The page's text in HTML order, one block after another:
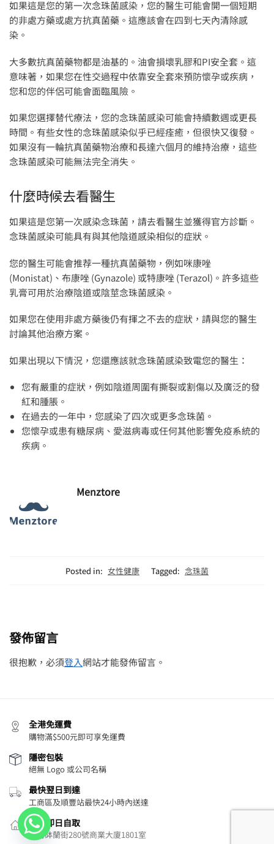
如果這是您的第一次念珠菌感染，您的醫生可能會開一個短期
的非處方藥或處方抗真菌藥。這應該會在四到七天內清除感
染。
大多數抗真菌藥物都是油基的。油會損壞乳膠和PI安全套。這
意味著，如果您在性交過程中依靠安全套來預防懷孕或疾病，
您和您的伴侶可能會面臨風險。
如果您選擇替代療法，您的念珠菌感染可能會持續數週或更長
時間。有些女性的念珠菌感染似乎已經痊癒，但很快又復發。
如果沒有一輪抗真菌藥物治療和長達六個月的維持治療，這些
念珠菌感染可能無法完全消失。
什麼時候去看醫生
如果這是您第一次感染念珠菌，請去看醫生並獲得官方診斷。
念珠菌感染可能具有與其他陰道感染相似的症狀。
您的醫生可能會推荐一種抗真菌藥物，例如咪康唑
(Monistat)、布康唑 (Gynazole) 或特康唑 (Terazol)。許多這些
乳膏可用於治療陰道或陰莖念珠菌感染。
如果您在使用非處方藥後仍有揮之不去的症狀，請與您的醫生
討論其他治療方案。
如果出現以下情況，您還應該就念珠菌感染致電您的醫生：
您有嚴重的症狀，例如陰道周圍有撕裂或割傷以及廣泛的發
紅和腫脹。
在過去的一年中，您感染了四次或更多念珠菌。
您懷孕或患有糖尿病、愛滋病毒或任何其他影響免疫系統的
疾病。
Menztore
Posted in: 女性健康 Tagged: 念珠菌
發佈留言
很抱歉，必須登入網站才能發佈留言。
全港免運費
購物滿$500元即可享免運費
隱密包裝
絕無 Logo 或公司名稱
最快翌日到達
工商區及順豐站最快24小時內送達
旺角即日自取
旺角砵蘭街280號商業大廈1801室